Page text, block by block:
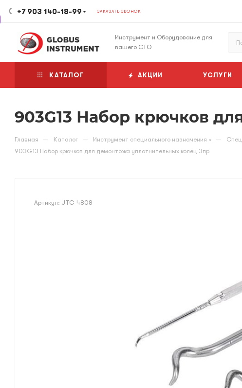
+7 903 140-18-99 ЗАКАЗАТЬ ЗВОНОК
Инструмент и Оборудование для
вашего СТО
КАТАЛОГ АКЦИИ УСЛУГИ
903G13 Набор крючков
Главная — Каталог — Инструмент специального назначения —
903G13 Набор крючков для демонтожа уплотнительных колец 3пр
Артикул: JTC-4808